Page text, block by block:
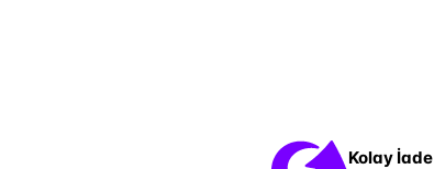
Kolay İade